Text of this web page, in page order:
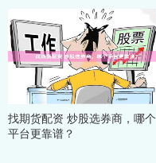
找期货配资 炒股选券商，哪个
平台更靠谱？